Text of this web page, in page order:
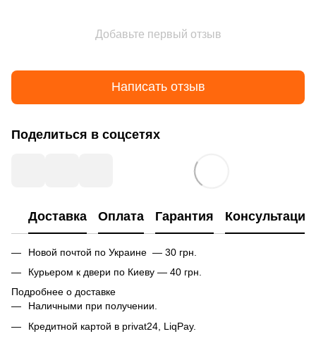
Добавьте первый отзыв
Написать отзыв
Поделиться в соцсетях
Доставка Оплата Гарантия Консультация
Новой почтой по Украине — 30 грн.
Курьером к двери по Киеву — 40 грн.
Подробнее о доставке
Наличными при получении.
Кредитной картой в privat24, LiqPay.